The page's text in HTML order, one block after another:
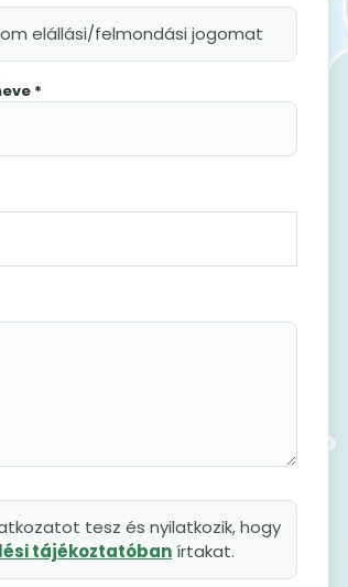
elállási/felmondási jogomat
*
tesz és nyilatkozik, hogy
tájékoztatóbanírtakat.